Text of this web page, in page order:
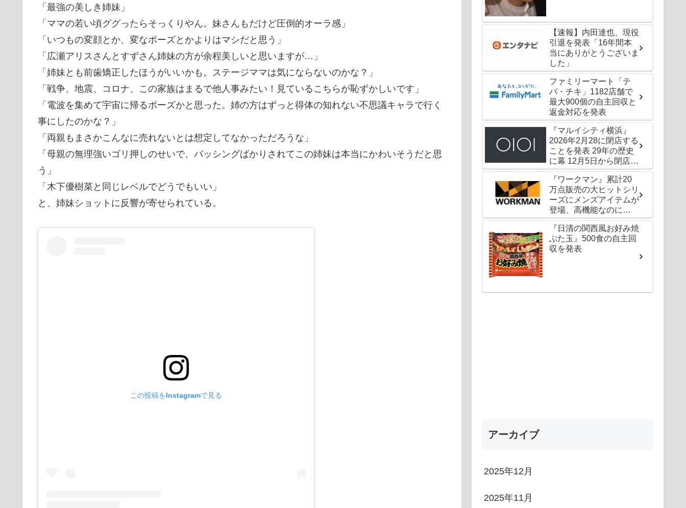
「最強の美しき姉妹」
「ママの若い頃ググったらそっくりやん。妹さんもだけど圧倒的オーラ感」
「いつもの変顔とか、変なポーズとかよりはマシだと思う」
「広瀬アリスさんとすずさん姉妹の方が余程美しいと思いますが…」
「姉妹とも前歯矯正したほうがいいかも。ステージママは気にならないのかな？」
「戦争、地震、コロナ、この家族はまるで他人事みたい！見ているこちらが恥ずかしいです」
「電波を集めて宇宙に帰るポーズかと思った。姉の方はずっと得体の知れない不思議キャラで行く
事にしたのかな？」
「両親もまさかこんなに売れないとは想定してなかっただろうな」
「母親の無理強いゴリ押しのせいで、バッシングばかりされてこの姉妹は本当にかわいそうだと思
う」
「木下優樹菜と同じレベルでどうでもいい」
と、姉妹ショットに反響が寄せられている。
この投稿をInstagramで見る
【速報】内田達也、現役
引退を発表「16年間本
当にありがとうございま
した」
ファミリーマート「テ
バ・チキ」1182店舗で
最大900個の自主回収と
返金対応を発表
『マルイシティ横浜』
2026年2月28に閉店する
ことを発表 29年の歴史
に幕 12月5日から閉店セ
ールも
『ワークマン』累計20
万点販売の大ヒットシリ
ーズにメンズアイテムが
登場、高機能なのに
1000円以下〜の圧倒的
コスパ
『日清の関西風お好み焼
ぶた玉』500食の自主回
収を発表
アーカイブ
2025年12月
2025年11月